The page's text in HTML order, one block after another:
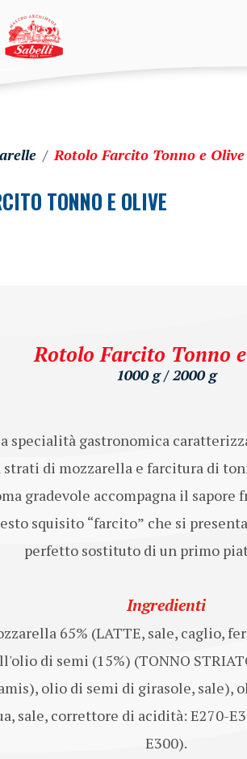
Rotolo Farcito Tonno e Olive
TONNO E OLIVE
Rotolo Farcito Tonno
1000 g / 2000 g
specialità gastronomica
strati di mozzarella e farcitura di
gradevole accompagna il sapore
squisito “farcito” che si
perfetto sostituto di un primo
Ingredienti
65% (LATTE, sale, caglio,
di semi (15%) (TONNO
olio di semi di girasole, sale),
sale, correttore di acidità: E270-
E300).